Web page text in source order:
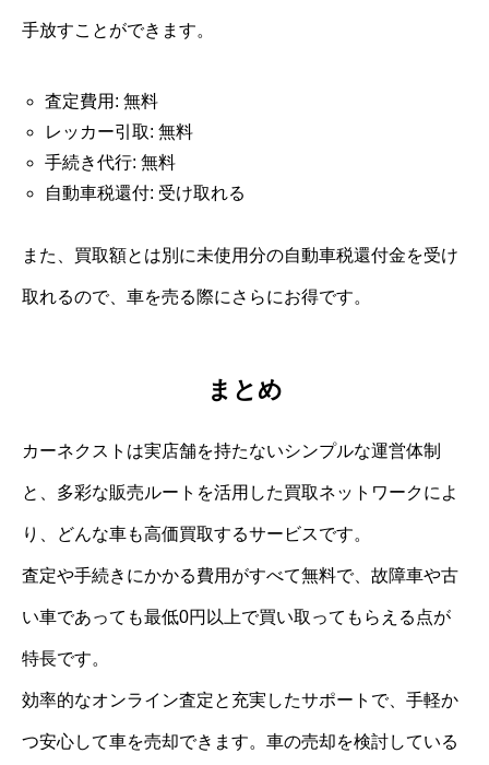
手放すことができます。
査定費用: 無料
レッカー引取: 無料
手続き代行: 無料
自動車税還付: 受け取れる
また、買取額とは別に未使用分の自動車税還付金を受け
取れるので、車を売る際にさらにお得です。
まとめ
カーネクストは実店舗を持たないシンプルな運営体制
と、多彩な販売ルートを活用した買取ネットワークによ
り、どんな車も高価買取するサービスです。
査定や手続きにかかる費用がすべて無料で、故障車や古
い車であっても最低0円以上で買い取ってもらえる点が
特長です。
効率的なオンライン査定と充実したサポートで、手軽か
つ安心して車を売却できます。車の売却を検討している